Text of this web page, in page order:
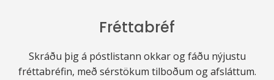
Fréttabréf
Skráðu þig á póstlistann okkar og fáðu nýjustu
fréttabréfin, með sérstökum tilboðum og afsláttum.